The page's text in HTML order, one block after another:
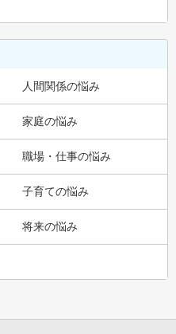
人間関係の悩み
家庭の悩み
職場・仕事の悩み
子育ての悩み
将来の悩み